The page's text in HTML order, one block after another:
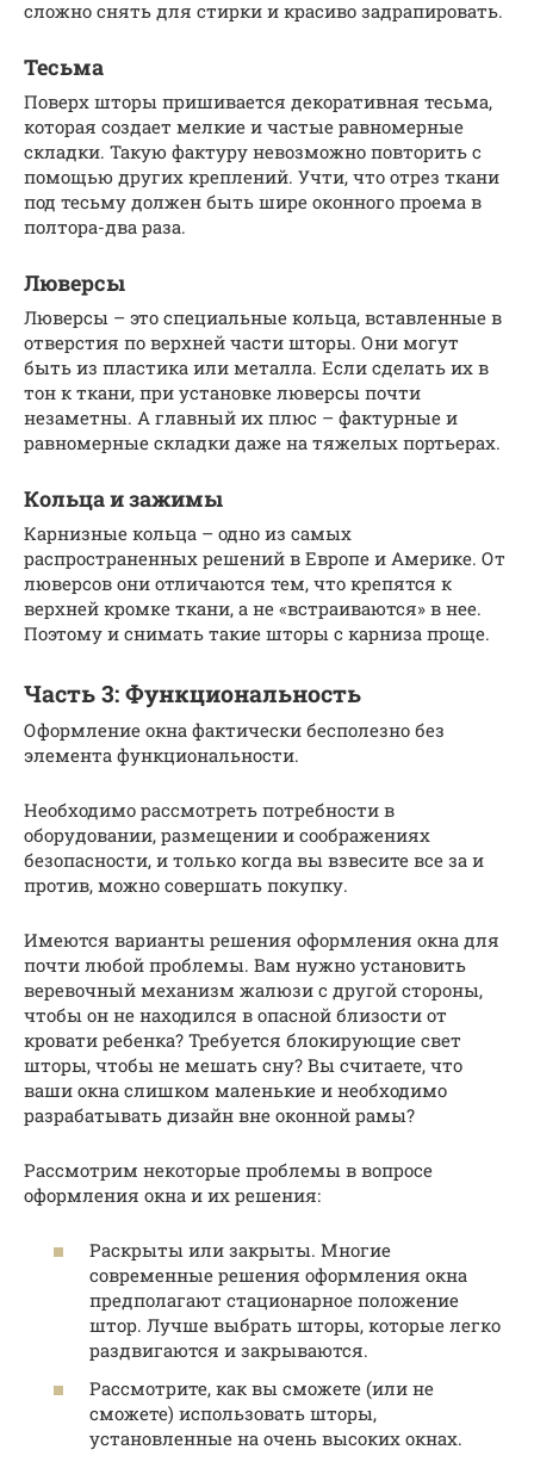
сложно снять для стирки и красиво задрапировать.
Тесьма
Поверх шторы пришивается декоративная тесьма,
которая создает мелкие и частые равномерные
складки. Такую фактуру невозможно повторить с
помощью других креплений. Учти, что отрез ткани
под тесьму должен быть шире оконного проема в
полтора-два раза.
Люверсы
Люверсы – это специальные кольца, вставленные в
отверстия по верхней части шторы. Они могут
быть из пластика или металла. Если сделать их в
тон к ткани, при установке люверсы почти
незаметны. А главный их плюс – фактурные и
равномерные складки даже на тяжелых портьерах.
Кольца и зажимы
Карнизные кольца – одно из самых
распространенных решений в Европе и Америке. От
люверсов они отличаются тем, что крепятся к
верхней кромке ткани, а не «встраиваются» в нее.
Поэтому и снимать такие шторы с карниза проще.
Часть 3: Функциональность
Оформление окна фактически бесполезно без
элемента функциональности.
Необходимо рассмотреть потребности в
оборудовании, размещении и соображениях
безопасности, и только когда вы взвесите все за и
против, можно совершать покупку.
Имеются варианты решения оформления окна для
почти любой проблемы. Вам нужно установить
веревочный механизм жалюзи с другой стороны,
чтобы он не находился в опасной близости от
кровати ребенка? Требуется блокирующие свет
шторы, чтобы не мешать сну? Вы считаете, что
ваши окна слишком маленькие и необходимо
разрабатывать дизайн вне оконной рамы?
Рассмотрим некоторые проблемы в вопросе
оформления окна и их решения:
Раскрыты или закрыты. Многие
современные решения оформления окна
предполагают стационарное положение
штор. Лучше выбрать шторы, которые легко
раздвигаются и закрываются.
Рассмотрите, как вы сможете (или не
сможете) использовать шторы,
установленные на очень высоких окнах.